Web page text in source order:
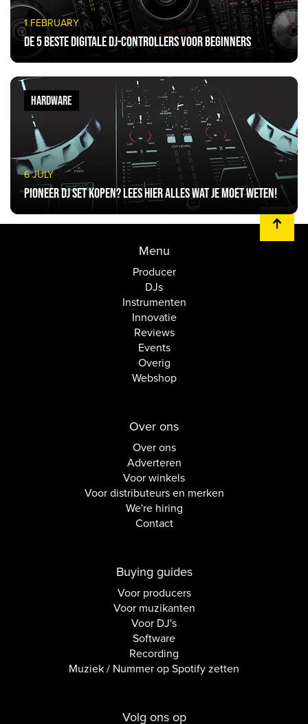
1 FEBRUARY
De 5 beste digitale DJ-controllers voor beginners
6 JULY
Pioneer DJ Set kopen? Lees hier alles wat je moet weten!
HARDWARE
Menu
Producer
DJs
Instrumenten
Innovatie
Reviews
Events
Overig
Webshop
Over ons
Over ons
Adverteren
Voor winkels
Voor distributeurs en merken
We're hiring
Contact
Buying guides
Voor producers
Voor muzikanten
Voor DJ's
Software
Recording
Muziek / Nummer op Spotify zetten
Volg ons op